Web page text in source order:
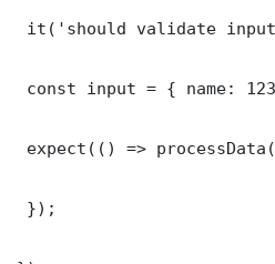
it('should validate
const input = { name:
expect(() =>
});